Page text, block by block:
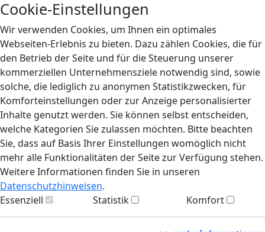
Cookie-Einstellungen
Wir verwenden Cookies, um Ihnen ein optimales
Webseiten-Erlebnis zu bieten. Dazu zählen Cookies, die für
den Betrieb der Seite und für die Steuerung unserer
kommerziellen Unternehmensziele notwendig sind, sowie
solche, die lediglich zu anonymen Statistikzwecken, für
Komforteinstellungen oder zur Anzeige personalisierter
Inhalte genutzt werden. Sie können selbst entscheiden,
welche Kategorien Sie zulassen möchten. Bitte beachten
Sie, dass auf Basis Ihrer Einstellungen womöglich nicht
mehr alle Funktionalitäten der Seite zur Verfügung stehen.
Weitere Informationen finden Sie in unseren
Datenschutzhinweisen.
Essenziell
Statistik Komfort